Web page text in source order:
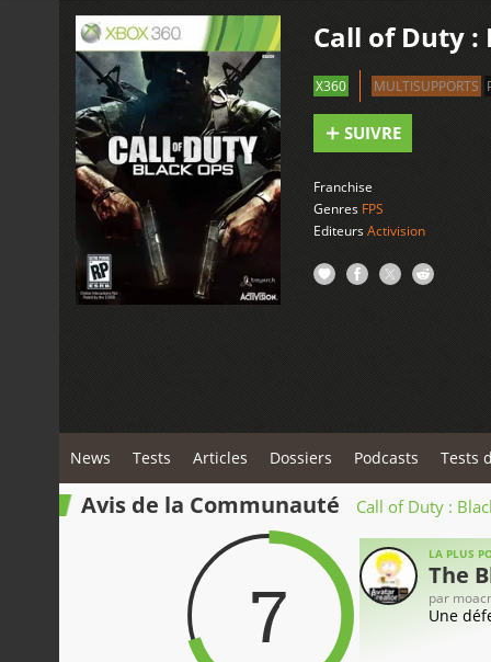
Call of Duty :
X360 MULTISUPPORTS
SUIVRE
Franchise
Genres FPS
EditeursActivision
News Tests Articles Dossiers Podcasts Tests
Avis de la Communauté Call of Duty :
7
LA PLUS
The
par
Une